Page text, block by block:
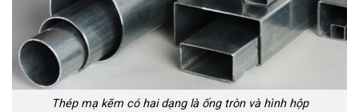
Thép mạ kẽm có hai dạng là ống tròn và hình hộp